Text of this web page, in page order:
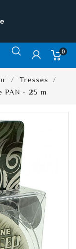
0
Tresses
PAN - 25 m